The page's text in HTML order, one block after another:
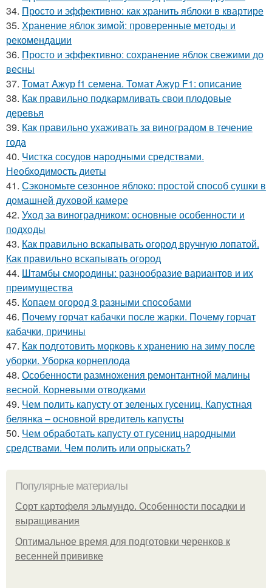
34. Просто и эффективно: как хранить яблоки в квартире
35. Хранение яблок зимой: проверенные методы и
рекомендации
36. Просто и эффективно: сохранение яблок свежими до
весны
37. Томат Ажур f1 семена. Томат Ажур F1: описание
38. Как правильно подкармливать свои плодовые
деревья
39. Как правильно ухаживать за виноградом в течение
года
40. Чистка сосудов народными средствами.
Необходимость диеты
41. Сэкономьте сезонное яблоко: простой способ сушки в
домашней духовой камере
42. Уход за виноградником: основные особенности и
подходы
43. Как правильно вскапывать огород вручную лопатой.
Как правильно вскапывать огород
44. Штамбы смородины: разнообразие вариантов и их
преимущества
45. Копаем огород 3 разными способами
46. Почему горчат кабачки после жарки. Почему горчат
кабачки, причины
47. Как подготовить морковь к хранению на зиму после
уборки. Уборка корнеплода
48. Особенности размножения ремонтантной малины
весной. Корневыми отводками
49. Чем полить капусту от зеленых гусениц. Капустная
белянка – основной вредитель капусты
50. Чем обработать капусту от гусениц народными
средствами. Чем полить или опрыскать?
Популярные материалы
Сорт картофеля эльмундо. Особенности посадки и
выращивания
Оптимальное время для подготовки черенков к
весенней прививке